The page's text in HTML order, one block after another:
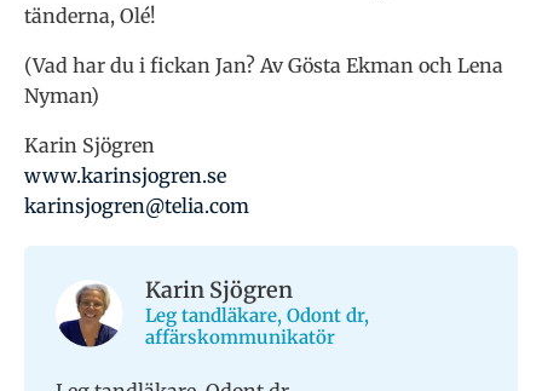
tänderna, Olé!
(Vad har du i fickan Jan? Av Gösta Ekman och Lena
Nyman)
Karin Sjögren
www.karinsjogren.se
karinsjogren@telia.com
Karin Sjögren
Leg tandläkare, Odont dr,
affärskommunikatör